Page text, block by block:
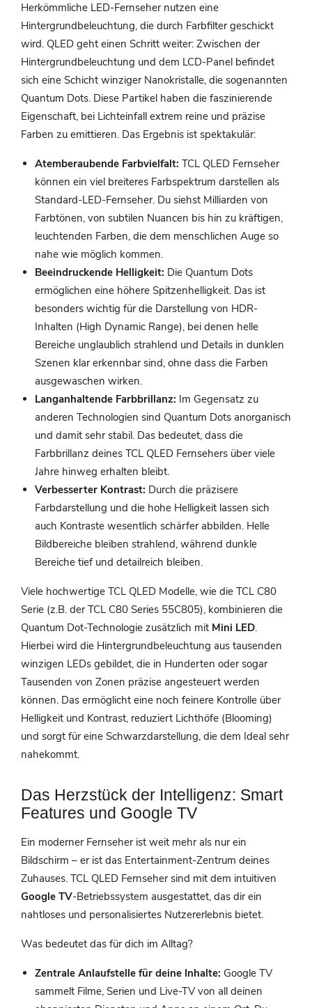
Herkömmliche LED-Fernseher nutzen eine
Hintergrundbeleuchtung, die durch Farbfilter geschickt
wird. QLED geht einen Schritt weiter: Zwischen der
Hintergrundbeleuchtung und dem LCD-Panel befindet
sich eine Schicht winziger Nanokristalle, die sogenannten
Quantum Dots. Diese Partikel haben die faszinierende
Eigenschaft, bei Lichteinfall extrem reine und präzise
Farben zu emittieren. Das Ergebnis ist spektakulär:
Atemberaubende Farbvielfalt: TCL QLED Fernseher
können ein viel breiteres Farbspektrum darstellen als
Standard-LED-Fernseher. Du siehst Milliarden von
Farbtönen, von subtilen Nuancen bis hin zu kräftigen,
leuchtenden Farben, die dem menschlichen Auge so
nahe wie möglich kommen.
Beeindruckende Helligkeit: Die Quantum Dots
ermöglichen eine höhere Spitzenhelligkeit. Das ist
besonders wichtig für die Darstellung von HDR-
Inhalten (High Dynamic Range), bei denen helle
Bereiche unglaublich strahlend und Details in dunklen
Szenen klar erkennbar sind, ohne dass die Farben
ausgewaschen wirken.
Langanhaltende Farbbrillanz: Im Gegensatz zu
anderen Technologien sind Quantum Dots anorganisch
und damit sehr stabil. Das bedeutet, dass die
Farbbrillanz deines TCL QLED Fernsehers über viele
Jahre hinweg erhalten bleibt.
Verbesserter Kontrast: Durch die präzisere
Farbdarstellung und die hohe Helligkeit lassen sich
auch Kontraste wesentlich schärfer abbilden. Helle
Bildbereiche bleiben strahlend, während dunkle
Bereiche tief und detailreich bleiben.
Viele hochwertige TCL QLED Modelle, wie die TCL C80
Serie (z.B. der TCL C80 Series 55C805), kombinieren die
Quantum Dot-Technologie zusätzlich mit Mini LED.
Hierbei wird die Hintergrundbeleuchtung aus tausenden
winzigen LEDs gebildet, die in Hunderten oder sogar
Tausenden von Zonen präzise angesteuert werden
können. Das ermöglicht eine noch feinere Kontrolle über
Helligkeit und Kontrast, reduziert Lichthöfe (Blooming)
und sorgt für eine Schwarzdarstellung, die dem Ideal sehr
nahekommt.
Das Herzstück der Intelligenz: Smart
Features und Google TV
Ein moderner Fernseher ist weit mehr als nur ein
Bildschirm – er ist das Entertainment-Zentrum deines
Zuhauses. TCL QLED Fernseher sind mit dem intuitiven
Google TV-Betriebssystem ausgestattet, das dir ein
nahtloses und personalisiertes Nutzererlebnis bietet.
Was bedeutet das für dich im Alltag?
Zentrale Anlaufstelle für deine Inhalte: Google TV
sammelt Filme, Serien und Live-TV von all deinen